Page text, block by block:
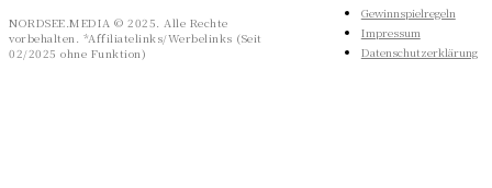
NORDSEE.MEDIA © 2025. Alle Rechte
vorbehalten. *Affiliatelinks/Werbelinks (Seit
02/2025 ohne Funktion)
Gewinnspielregeln
Impressum
Datenschutzerklärung